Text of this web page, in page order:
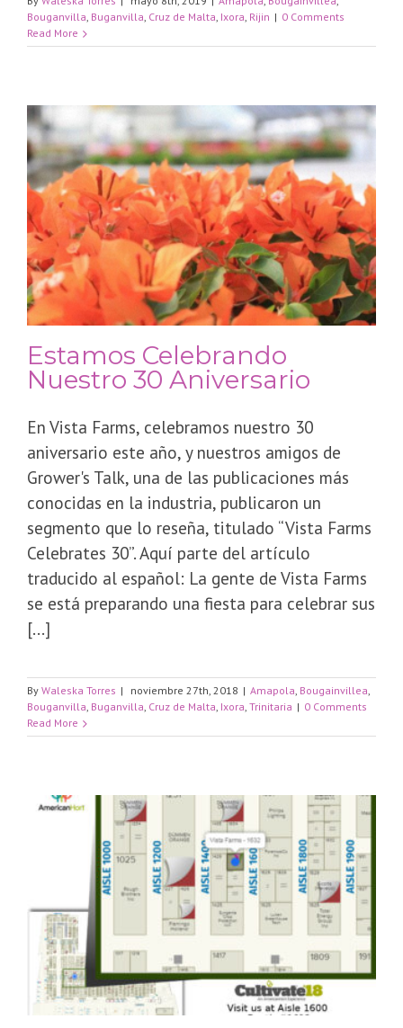
Bouganvilla, Buganvilla, Cruz de Malta, Ixora, Rijin | 0 Comments
Read More
Estamos Celebrando
Nuestro 30 Aniversario
En Vista Farms, celebramos nuestro 30
aniversario este año, y nuestros amigos de
Grower's Talk, una de las publicaciones más
conocidas en la industria, publicaron un
segmento que lo reseña, titulado “Vista Farms
Celebrates 30”. Aquí parte del artículo
traducido al español: La gente de Vista Farms
se está preparando una fiesta para celebrar sus
[...]
By Waleska Torres | noviembre 27th, 2018 | Amapola, Bougainvillea,
Bouganvilla, Buganvilla, Cruz de Malta, Ixora, Trinitaria | 0 Comments
Read More